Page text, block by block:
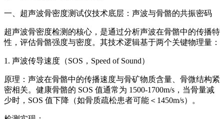
一、 超声波骨密度测试仪技术底层：声波与骨骼的共振密码
超声波骨密度检测的核心，是通过分析声波在骨骼中的传播特
性，评估骨骼强度与密度。其技术逻辑基于两个关键物理量：
1. 声波传导速度（SOS，Speed of Sound）
原理：声波在骨骼中的传播速度与骨矿物质含量、骨微结构紧
密相关。健康骨骼的 SOS 值通常为 1500-1700m/s，当骨量减
少时，SOS 值下降（如骨质疏松患者可能＜1450m/s）。